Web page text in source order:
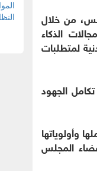
من خلال
الذكاء
لمتطلبات
الجهود
وأولوياتها
المجلس